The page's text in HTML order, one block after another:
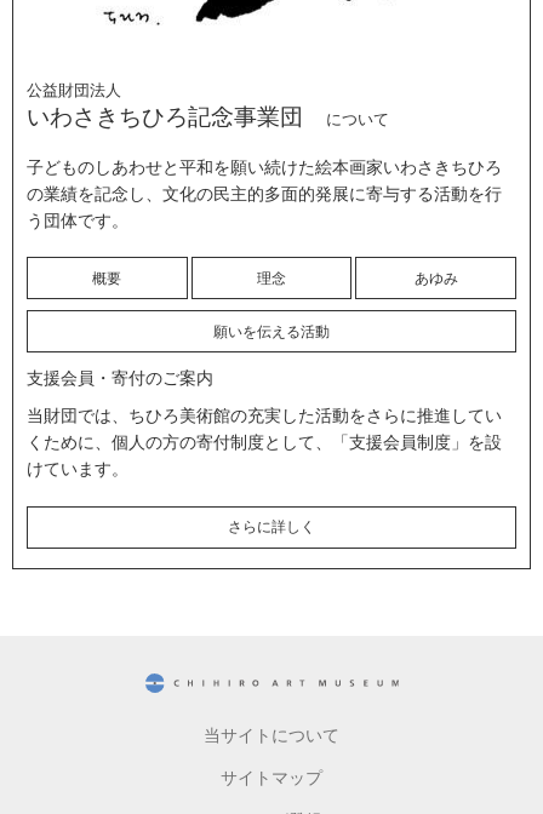
公益財団法人
いわさきちひろ記念事業団 について
子どものしあわせと平和を願い続けた絵本画家いわさきちひろ
の業績を記念し、文化の民主的多面的発展に寄与する活動を行
う団体です。
概要 理念 あゆみ
願いを伝える活動
支援会員・寄付のご案内
当財団では、ちひろ美術館の充実した活動をさらに推進してい
くために、個人の方の寄付制度として、「支援会員制度」を設
けています。
さらに詳しく
当サイトについて
サイトマップ